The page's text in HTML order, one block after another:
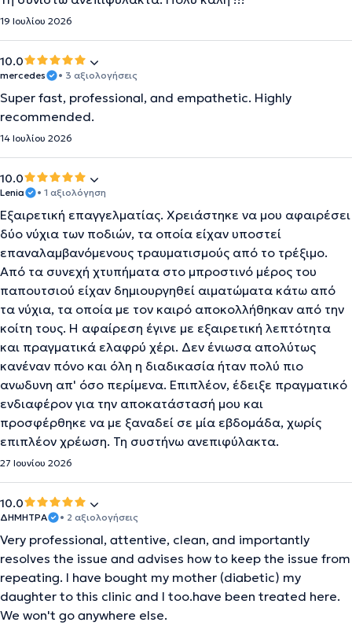
19 Ιουλίου 2026
10.0
mercedes • 3 αξιολογήσεις
Super fast, professional, and empathetic. Highly
recommended.
14 Ιουλίου 2026
10.0
Lenia • 1 αξιολόγηση
Εξαιρετική επαγγελματίας. Χρειάστηκε να μου αφαιρέσει
δύο νύχια των ποδιών, τα οποία είχαν υποστεί
επαναλαμβανόμενους τραυματισμούς από το τρέξιμο.
Από τα συνεχή χτυπήματα στο μπροστινό μέρος του
παπουτσιού είχαν δημιουργηθεί αιματώματα κάτω από
τα νύχια, τα οποία με τον καιρό αποκολλήθηκαν από την
κοίτη τους. Η αφαίρεση έγινε με εξαιρετική λεπτότητα
και πραγματικά ελαφρύ χέρι. Δεν ένιωσα απολύτως
κανέναν πόνο και όλη η διαδικασία ήταν πολύ πιο
ανωδυνη απ' όσο περίμενα. Επιπλέον, έδειξε πραγματικό
ενδιαφέρον για την αποκατάστασή μου και
προσφέρθηκε να με ξαναδεί σε μία εβδομάδα, χωρίς
επιπλέον χρέωση. Τη συστήνω ανεπιφύλακτα.
27 Ιουνίου 2026
10.0
ΔΗΜΗΤΡΑ • 2 αξιολογήσεις
Very professional, attentive, clean, and importantly
resolves the issue and advises how to keep the issue from
repeating. I have bought my mother (diabetic) my
daughter to this clinic and I too.have been treated here.
We won't go anywhere else.